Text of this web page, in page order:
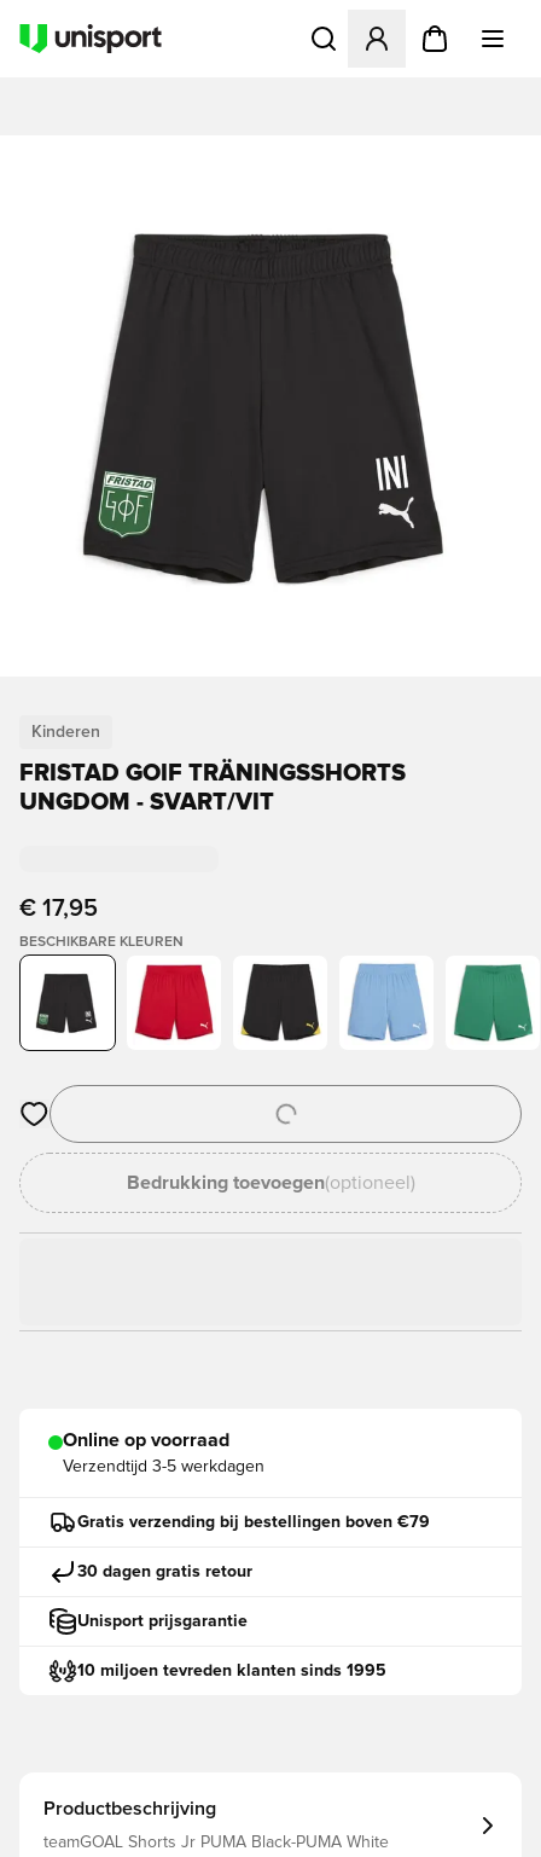
Opent een venster om in
Kinderen
FRISTAD GOIF TRÄNINGSSHORTS
UNGDOM - SVART/VIT
€ 17,95
BESCHIKBARE KLEUREN
Opent een venster om in te loggen of je aan te melden als lid
Bedrukking toevoegen(optioneel)
Online op voorraad
Verzendtijd 3-5 werkdagen
Gratis verzending bij bestellingen boven €79
30 dagen gratis retour
Unisport prijsgarantie
10 miljoen tevreden klanten sinds 1995
Productbeschrijving
teamGOAL Shorts Jr PUMA Black-PUMA White